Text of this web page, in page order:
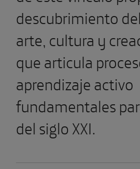
descubrimiento
arte, cultura y
que articula
aprendizaje activo
fundamentales
del siglo XXI.